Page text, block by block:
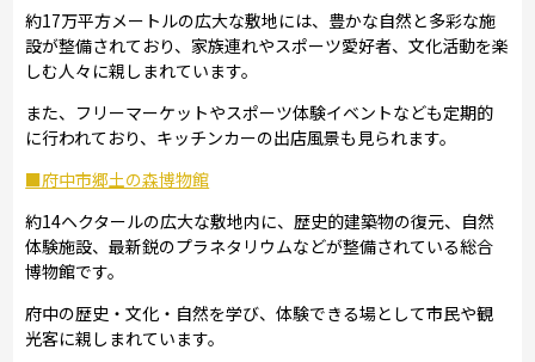
約17万平方メートルの広大な敷地には、豊かな自然と多彩な施
設が整備されており、家族連れやスポーツ愛好者、文化活動を楽
しむ人々に親しまれています。
また、フリーマーケットやスポーツ体験イベントなども定期的
に行われており、キッチンカーの出店風景も見られます。
■府中市郷土の森博物館
約14ヘクタールの広大な敷地内に、歴史的建築物の復元、自然
体験施設、最新鋭のプラネタリウムなどが整備されている総合
博物館です。
府中の歴史・文化・自然を学び、体験できる場として市民や観
光客に親しまれています。